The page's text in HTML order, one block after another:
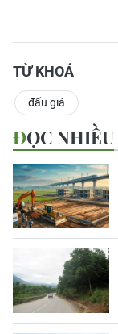
TỪ KHOÁ
đấu giá
ĐỌC NHIỀU